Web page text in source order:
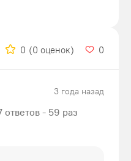
0 (0 оценок) 0
3 года назад
ответов - 59 раз